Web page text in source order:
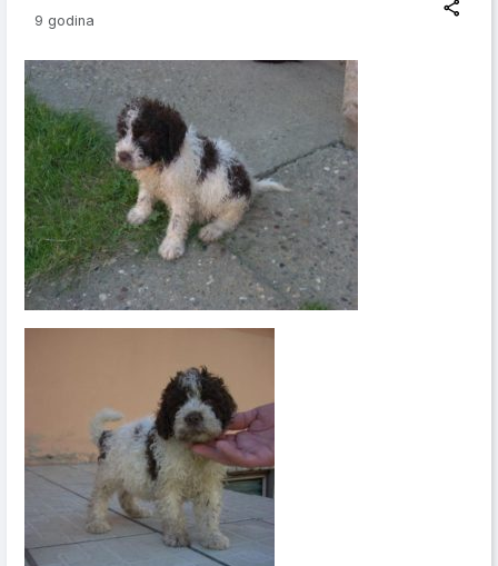
9 godina